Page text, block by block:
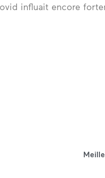
influait encore